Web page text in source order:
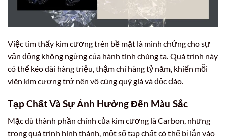
Việc tìm thấy kim cương trên bề mặt là minh chứng cho sự
vận động không ngừng của hành tinh chúng ta. Quá trình này
có thể kéo dài hàng triệu, thậm chí hàng tỷ năm, khiến mỗi
viên kim cương trở nên vô cùng quý giá và độc đáo.
Tạp Chất Và Sự Ảnh Hưởng Đến Màu Sắc
Mặc dù thành phần chính của kim cương là Carbon, nhưng
trong quá trình hình thành, một số tạp chất có thể bị lẫn vào